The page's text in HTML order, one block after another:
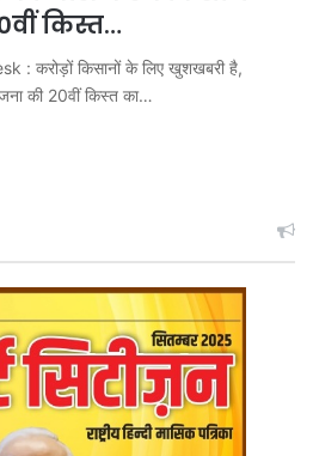
किस्त…
: करोड़ों किसानों के लिए खुशखबरी है,
की 20वीं किस्त का…